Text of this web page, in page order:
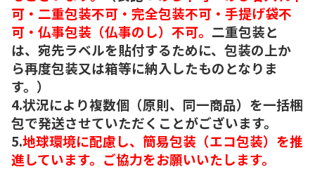
可・二重包装不可・完全包装不可・手提げ袋不
可・仏事包装（仏事のし）不可。 二重包装と
は、宛先ラベルを貼付するために、包装の上か
ら再度包装又は箱等に納入したものとなりま
す。）
4.状況により複数個（原則、同一商品）を一括梱
包で発送させていただくことがございます。
5.地球環境に配慮し、簡易包装（エコ包装）を推
進しています。ご協力をお願いいたします。